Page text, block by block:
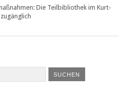
Die Teilbibliothek im Kurt-